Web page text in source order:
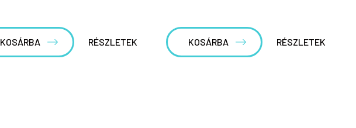
KOSÁRBA RÉSZLETEK KOSÁRBA RÉSZLETEK